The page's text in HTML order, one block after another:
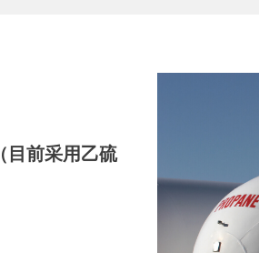
（目前采用乙硫